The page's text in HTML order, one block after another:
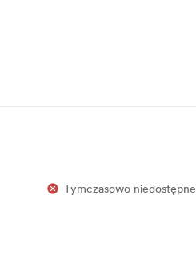
Tymczasowo niedostępne